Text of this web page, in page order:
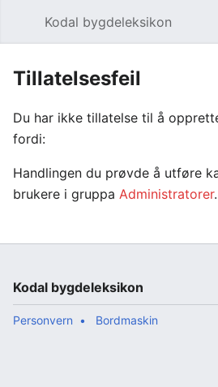
Kodal bygdeleksikon
Tillatelsesfeil
Du har ikke tillatelse til å
fordi:
Handlingen du prøvde å utføre
brukere i gruppa Administratorer.
Kodal bygdeleksikon
Personvern Bordmaskin